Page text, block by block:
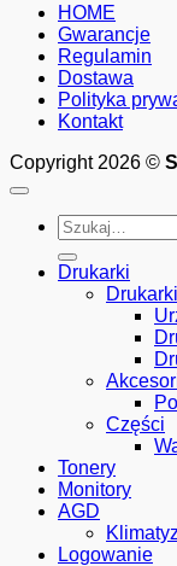
HOME
Gwarancje
Regulamin
Dostawa
Polityka
Kontakt
Copyright 2026 ©
Szukaj:
Drukarki
Drukarki
Części
Tonery
Monitory
AGD
Logowanie